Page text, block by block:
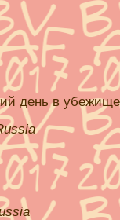
день в